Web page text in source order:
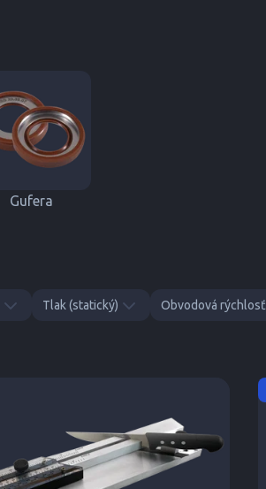
Gufera
Tlak (statický) Obvodová rýchlosť